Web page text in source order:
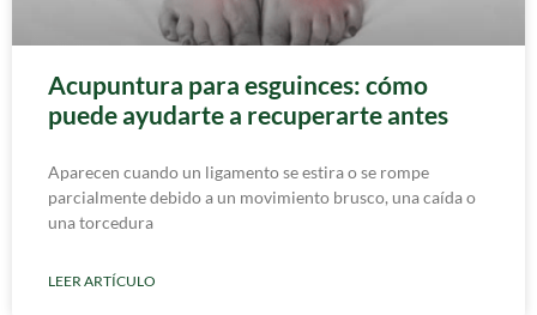
Acupuntura para esguinces: cómo
puede ayudarte a recuperarte antes
Aparecen cuando un ligamento se estira o se rompe
parcialmente debido a un movimiento brusco, una caída o
una torcedura
LEER ARTÍCULO